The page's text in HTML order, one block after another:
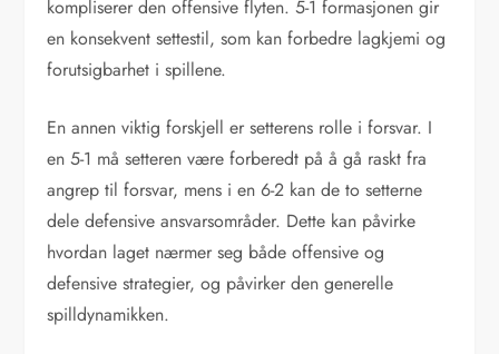
kompliserer den offensive flyten. 5-1 formasjonen gir
en konsekvent settestil, som kan forbedre lagkjemi og
forutsigbarhet i spillene.
En annen viktig forskjell er setterens rolle i forsvar. I
en 5-1 må setteren være forberedt på å gå raskt fra
angrep til forsvar, mens i en 6-2 kan de to setterne
dele defensive ansvarsområder. Dette kan påvirke
hvordan laget nærmer seg både offensive og
defensive strategier, og påvirker den generelle
spilldynamikken.